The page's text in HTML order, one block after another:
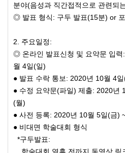
분야(음성과 직간접적으로 관련되
◎ 발표 형식: 구두 발표(15분) or
2. 주요일정:
◎ 온라인 발표신청 및 요약문 입
월 4일(일)
● 발표 수락 통보: 2020년 10월 4
● 수정 요약문(파일) 제출: 2020년
(월)
● 사전 등록: 2020년 10월 5일(금)
● 비대면 학술대회 형식
*구두발표:
학술대회 열흘 전까지 동영상 링